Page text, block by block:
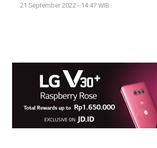
21 September 2022 - 14:47 WIB